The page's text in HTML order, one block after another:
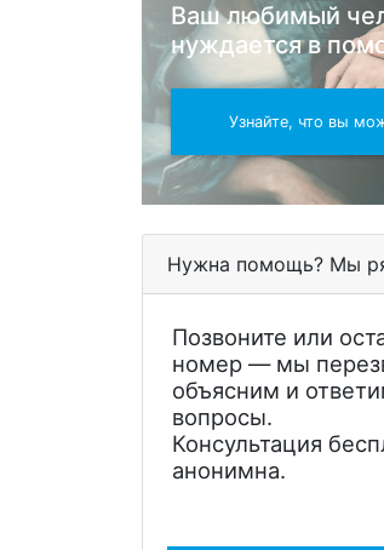
Ваш любимый
нуждается в
Узнайте, что вы
Нужна помощь? Мы
Позвоните или
номер — мы
объясним и
вопросы.
Консультация
анонимна.